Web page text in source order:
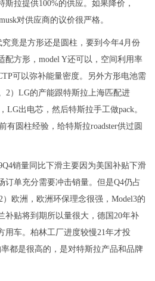
拉提供100%的供应。如果降价，
对供应商的议价很严格。
竟是方形还是圆柱，要到今年4月份
配方形，model Y还可以，空间利用率
可以弥补能量密度。另外方形电池需
2）LG的产能跟特斯拉上海匹配进
LG出电芯，然后特斯拉手工做pack。
有圆柱经验，给特斯拉roadster供过圆
销量同比下滑主要因为美国补贴下滑
订单充分需要冲击销量。但是Q4仍占
欧洲，欧洲环保理念很强，Model3的
补贴将到期所以量很大，德国20年补
用车。柏林工厂进度较慢21年才投
都是很高的，是对特斯拉产品和品牌